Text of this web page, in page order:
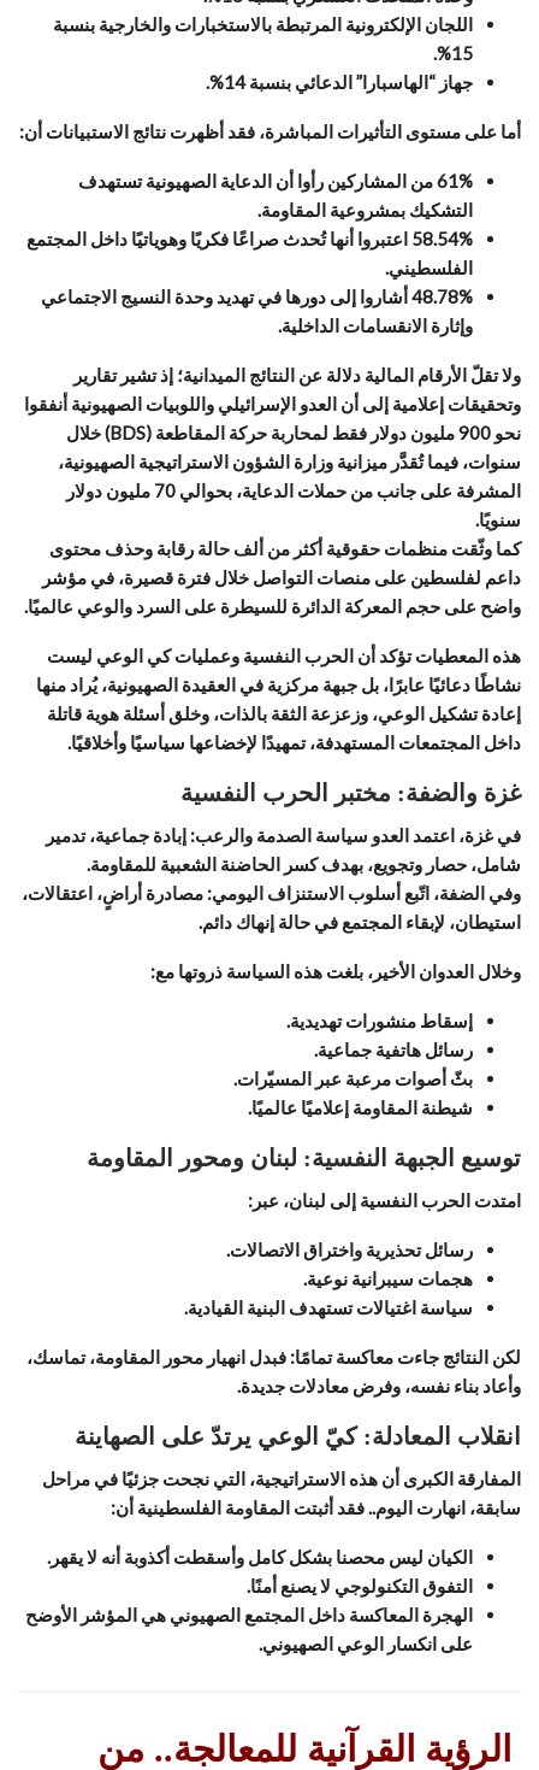
اللجان الإلكترونية المرتبطة بالاستخبارات والخارجية بنسبة
15%.
جهاز “الهاسبارا” الدعائي بنسبة 14%.
أما على مستوى التأثيرات المباشرة، فقد أظهرت نتائج الاستبيانات أن:
61% من المشاركين رأوا أن الدعاية الصهيونية تستهدف
التشكيك بمشروعية المقاومة.
58.54% اعتبروا أنها تُحدث صراعًا فكريًا وهوياتيًا داخل المجتمع
الفلسطيني.
48.78% أشاروا إلى دورها في تهديد وحدة النسيج الاجتماعي
وإثارة الانقسامات الداخلية.
ولا تقلّ الأرقام المالية دلالة عن النتائج الميدانية؛ إذ تشير تقارير
وتحقيقات إعلامية إلى أن العدو الإسرائيلي واللوبيات الصهيونية أنفقوا
نحو 900 مليون دولار فقط لمحاربة حركة المقاطعة (BDS) خلال
سنوات، فيما تُقدَّر ميزانية وزارة الشؤون الاستراتيجية الصهيونية،
المشرفة على جانب من حملات الدعاية، بحوالي 70 مليون دولار
سنويًا.
كما وثّقت منظمات حقوقية أكثر من ألف حالة رقابة وحذف محتوى
داعم لفلسطين على منصات التواصل خلال فترة قصيرة، في مؤشر
واضح على حجم المعركة الدائرة للسيطرة على السرد والوعي عالميًا.
هذه المعطيات تؤكد أن الحرب النفسية وعمليات كي الوعي ليست
نشاطًا دعائيًا عابرًا، بل جبهة مركزية في العقيدة الصهيونية، يُراد منها
إعادة تشكيل الوعي، وزعزعة الثقة بالذات، وخلق أسئلة هوية قاتلة
داخل المجتمعات المستهدفة، تمهيدًا لإخضاعها سياسيًا وأخلاقيًا.
غزة والضفة: مختبر الحرب النفسية
في غزة، اعتمد العدو سياسة الصدمة والرعب: إبادة جماعية، تدمير
شامل، حصار وتجويع، بهدف كسر الحاضنة الشعبية للمقاومة.
وفي الضفة، اتّبع أسلوب الاستنزاف اليومي: مصادرة أراضٍ، اعتقالات،
استيطان، لإبقاء المجتمع في حالة إنهاك دائم.
وخلال العدوان الأخير، بلغت هذه السياسة ذروتها مع:
إسقاط منشورات تهديدية.
رسائل هاتفية جماعية.
بثّ أصوات مرعبة عبر المسيّرات.
شيطنة المقاومة إعلاميًا عالميًا.
توسيع الجبهة النفسية: لبنان ومحور المقاومة
امتدت الحرب النفسية إلى لبنان، عبر:
رسائل تحذيرية واختراق الاتصالات.
هجمات سيبرانية نوعية.
سياسة اغتيالات تستهدف البنية القيادية.
لكن النتائج جاءت معاكسة تمامًا: فبدل انهيار محور المقاومة، تماسك،
وأعاد بناء نفسه، وفرض معادلات جديدة.
انقلاب المعادلة: كيّ الوعي يرتدّ على الصهاينة
المفارقة الكبرى أن هذه الاستراتيجية، التي نجحت جزئيًا في مراحل
سابقة، انهارت اليوم.. فقد أثبتت المقاومة الفلسطينية أن:
الكيان ليس محصنا بشكل كامل وأسقطت أكذوبة أنه لا يقهر.
التفوق التكنولوجي لا يصنع أمنًا.
الهجرة المعاكسة داخل المجتمع الصهيوني هي المؤشر الأوضح
على انكسار الوعي الصهيوني.
الرؤية القرآنية للمعالجة.. من